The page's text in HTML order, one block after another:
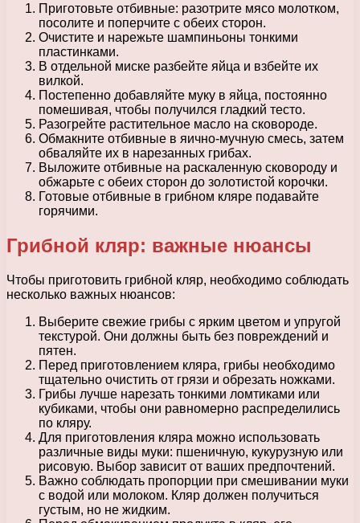
Приготовьте отбивные: разотрите мясо молотком,
посолите и поперчите с обеих сторон.
Очистите и нарежьте шампиньоны тонкими
пластинками.
В отдельной миске разбейте яйца и взбейте их
вилкой.
Постепенно добавляйте муку в яйца, постоянно
помешивая, чтобы получился гладкий тесто.
Разогрейте растительное масло на сковороде.
Обмакните отбивные в яично-мучную смесь, затем
обваляйте их в нарезанных грибах.
Выложите отбивные на раскаленную сковороду и
обжарьте с обеих сторон до золотистой корочки.
Готовые отбивные в грибном кляре подавайте
горячими.
Грибной кляр: важные нюансы
Чтобы приготовить грибной кляр, необходимо соблюдать
несколько важных нюансов:
Выберите свежие грибы с ярким цветом и упругой
текстурой. Они должны быть без повреждений и
пятен.
Перед приготовлением кляра, грибы необходимо
тщательно очистить от грязи и обрезать ножками.
Грибы лучше нарезать тонкими ломтиками или
кубиками, чтобы они равномерно распределились
по кляру.
Для приготовления кляра можно использовать
различные виды муки: пшеничную, кукурузную или
рисовую. Выбор зависит от ваших предпочтений.
Важно соблюдать пропорции при смешивании муки
с водой или молоком. Кляр должен получиться
густым, но не жидким.